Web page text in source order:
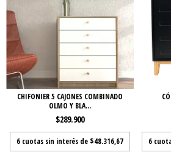
CHIFONIER 5 CAJONES COMBINADO
OLMO Y BLA...
$289.900
6 cuotas sin interés de $48.316,67 6